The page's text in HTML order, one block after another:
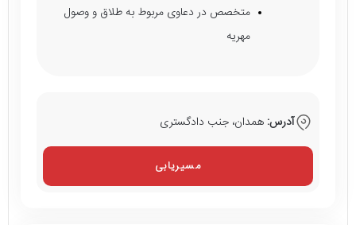
متخصص در دعاوی مربوط به طلاق و وصول
مهریه
آدرس: همدان، جنب دادگستری
مسیریابی